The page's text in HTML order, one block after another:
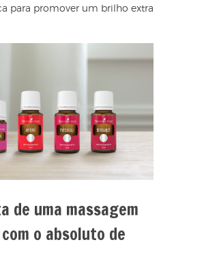
para promover um brilho extra
de uma massagem
o absoluto de